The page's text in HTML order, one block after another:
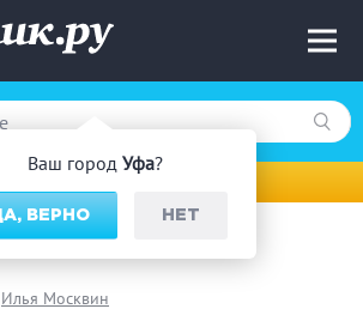
Ваш город Уфа?
ВЕРНО НЕТ
Илья Москвин